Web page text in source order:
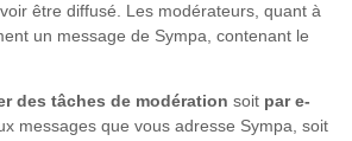
être diffusé. Les modérateurs, quant à
un message de Sympa, contenant le
des tâches de modération soit par e-
messages que vous adresse Sympa, soit